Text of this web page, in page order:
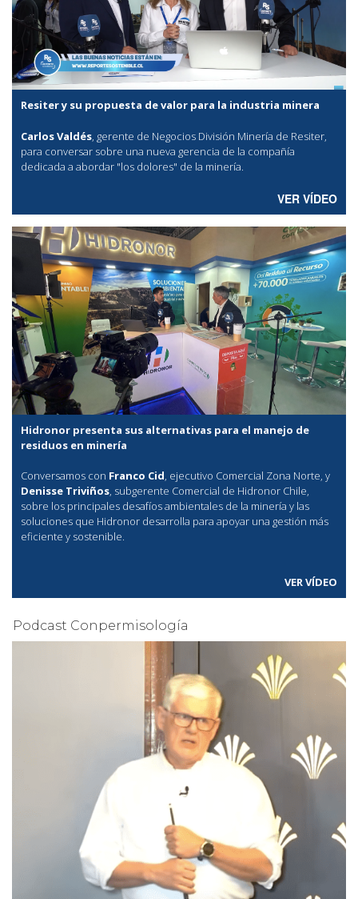
Resiter y su propuesta de valor para la industria minera
Carlos Valdés, gerente de Negocios División Minería de Resiter,
para conversar sobre una nueva gerencia de la compañía
dedicada a abordar "los dolores" de la minería.
VER VÍDEO
Hidronor presenta sus alternativas para el manejo de
residuos en minería
Conversamos con Franco Cid, ejecutivo Comercial Zona Norte, y
Denisse Triviños, subgerente Comercial de Hidronor Chile,
sobre los principales desafíos ambientales de la minería y las
soluciones que Hidronor desarrolla para apoyar una gestión más
eficiente y sostenible.
VER VÍDEO
Podcast Conpermisología